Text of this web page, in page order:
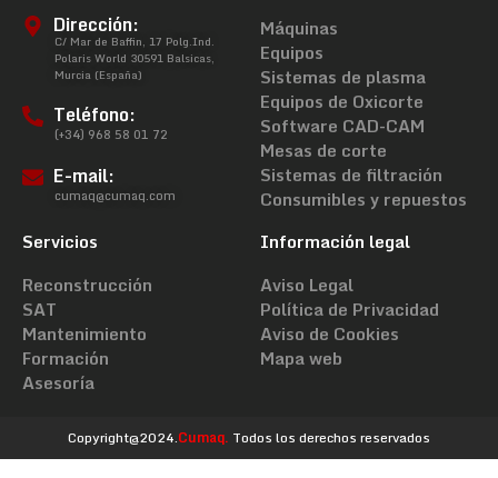
Dirección:
C/ Mar de Baffin, 17 Polg.Ind.
Polaris World 30591 Balsicas,
Murcia (España)
Teléfono:
(+34) 968 58 01 72
E-mail:
cumaq@cumaq.com
Máquinas
Equipos
Sistemas de plasma
Equipos de Oxicorte
Software CAD-CAM
Mesas de corte
Sistemas de filtración
Consumibles y repuestos
Servicios
Reconstrucción
SAT
Mantenimiento
Formación
Asesoría
Información legal
Aviso Legal
Política de Privacidad
Aviso de Cookies
Mapa web
Copyright@2024.Cumaq. Todos los derechos reservados